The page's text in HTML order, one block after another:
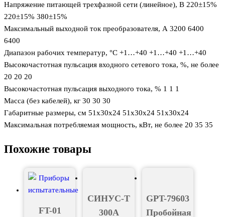
Напряжение питающей трехфазной сети (линейное), В 220±15%
220±15% 380±15%
Максимальный выходной ток преобразователя, А 3200 6400
6400
Диапазон рабочих температур, °С +1…+40 +1…+40 +1…+40
Высокочастотная пульсация входного сетевого тока, %, не более
20 20 20
Высокочастотная пульсация выходного тока, % 1 1 1
Масса (без кабелей), кг 30 30 30
Габаритные размеры, см 51х30х24 51х30х24 51х30х24
Максимальная потребляемая мощность, кВт, не более 20 35 35
Похожие товары
FT-01
СИНУС-Т
300А
GPT-79603
Пробойная